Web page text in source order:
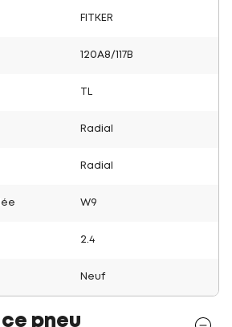
FITKER
120A8/117B
Radial
Radial
W9
2.4
Neuf
pneu